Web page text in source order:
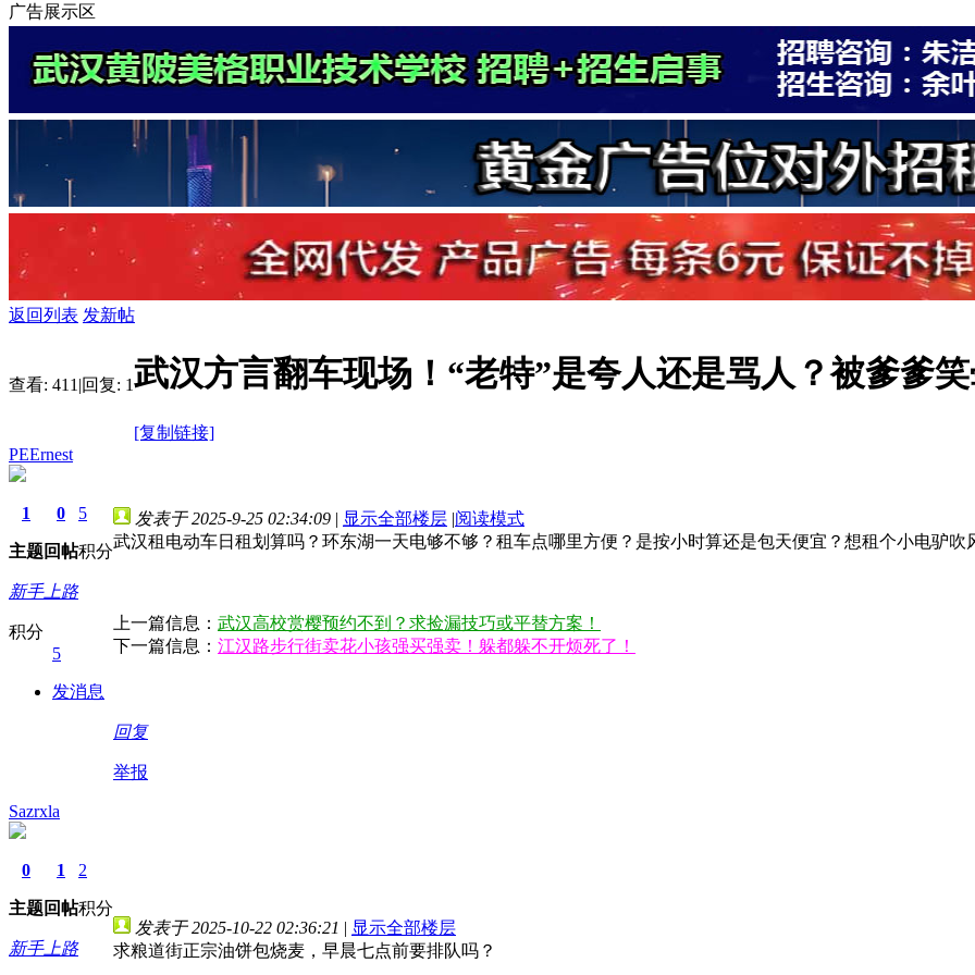
广告展示区
返回列表 发新帖
查看: 411 |回复: 1武汉方言翻车现场！“老特”是夸人还是骂人？被爹爹
[复制链接]
PEErnest
1
主题
0
回帖
5
积分
新手上路
积分
5
发消息
发表于 2025-9-25 02:34:09 | 显示全部楼层 |阅读模式
武汉租电动车日租划算吗？环东湖一天电够不够？租车点哪里方便？是按小时算还是包天便宜？想租个小电驴吹
上一篇信息： 武汉高校赏樱预约不到？求捡漏技巧或平替方案！
下一篇信息： 江汉路步行街卖花小孩强买强卖！躲都躲不开烦死了！
回复
举报
Sazrxla
0
主题
1
回帖
2
积分
新手上路
发表于 2025-10-22 02:36:21 | 显示全部楼层
求粮道街正宗油饼包烧麦，早晨七点前要排队吗？